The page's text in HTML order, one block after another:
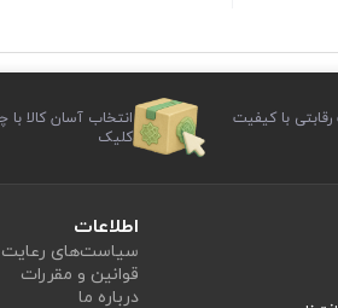
با کیفیت
انتخاب آسان کالا با
کلیک
اطلاعات
سیاست‏‌های
قوانین و مقررات
درباره ما